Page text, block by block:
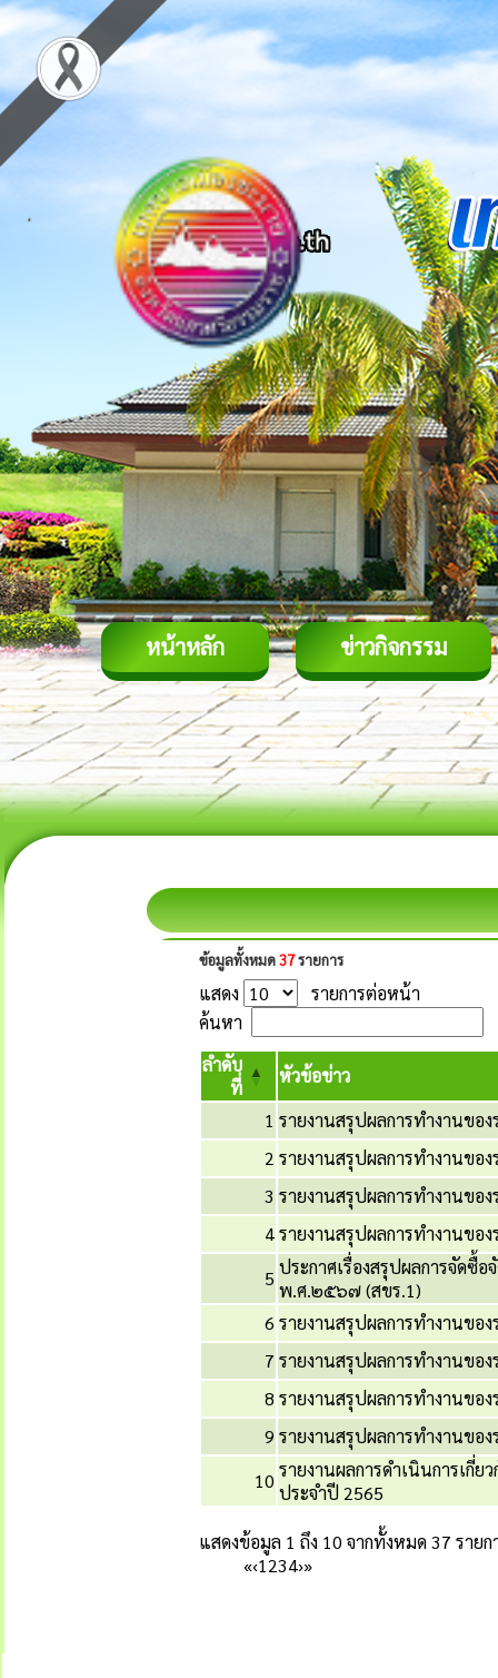
หน้าหลัก ข่าวกิจกรรม
ข้อมูลทั้งหมด37รายการ
แสดง
รายการต่อหน้า
ค้นหา
ลำดับ
ที่
หัวข้อข่าว
1 รายงานสรุปผลการทำงานขอ
2 รายงานสรุปผลการทำงานขอ
3 รายงานสรุปผลการทำงานขอ
4รายงานสรุปผลการทำงานขอ
5 ประกาศเรื่องสรุปผลการจัดซื้
พ.ศ.๒๕๖๗ (สขร.1)
6 รายงานสรุปผลการทำงานขอ
7 รายงานสรุปผลการทำงานขอ
8 รายงานสรุปผลการทำงานขอ
9 รายงานสรุปผลการทำงานขอ
10 รายงานผลการดำเนินการเกี่
ประจำปี 2565
แสดงข้อมูล 1 ถึง 10 จากทั้งหมด 37 รายก
«‹1234›»